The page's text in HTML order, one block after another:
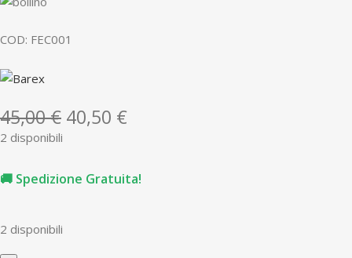
COD: FEC001
45,00€ 40,50 €
2 disponibili
🚚 Spedizione Gratuita!
2 disponibili